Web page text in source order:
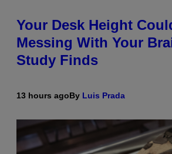
Your Desk Height
Messing With Your
Study Finds
13 hours agoBy Luis Prada